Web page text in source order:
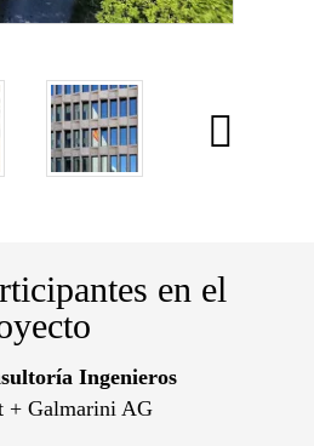
en el
Ingenieros
+ Galmarini AG